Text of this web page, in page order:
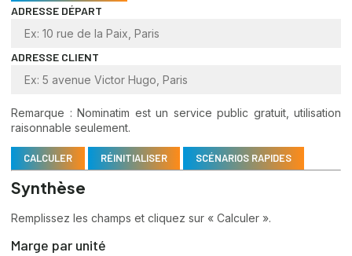
ADRESSE DÉPART
ADRESSE CLIENT
Remarque : Nominatim est un service public gratuit, utilisation
raisonnable seulement.
CALCULER RÉINITIALISER SCÉNARIOS RAPIDES
Synthèse
Remplissez les champs et cliquez sur « Calculer ».
Marge par unité